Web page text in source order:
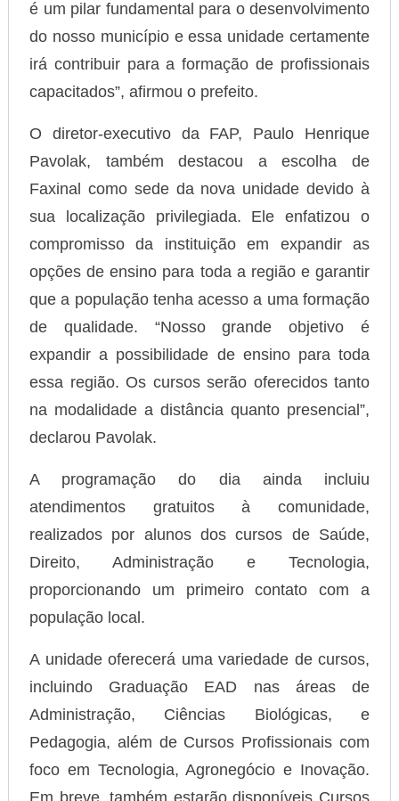
é um pilar fundamental para o desenvolvimento
do nosso município e essa unidade certamente
irá contribuir para a formação de profissionais
capacitados”, afirmou o prefeito.
O diretor-executivo da FAP, Paulo Henrique
Pavolak, também destacou a escolha de
Faxinal como sede da nova unidade devido à
sua localização privilegiada. Ele enfatizou o
compromisso da instituição em expandir as
opções de ensino para toda a região e garantir
que a população tenha acesso a uma formação
de qualidade. “Nosso grande objetivo é
expandir a possibilidade de ensino para toda
essa região. Os cursos serão oferecidos tanto
na modalidade a distância quanto presencial”,
declarou Pavolak.
A programação do dia ainda incluiu
atendimentos gratuitos à comunidade,
realizados por alunos dos cursos de Saúde,
Direito, Administração e Tecnologia,
proporcionando um primeiro contato com a
população local.
A unidade oferecerá uma variedade de cursos,
incluindo Graduação EAD nas áreas de
Administração, Ciências Biológicas, e
Pedagogia, além de Cursos Profissionais com
foco em Tecnologia, Agronegócio e Inovação.